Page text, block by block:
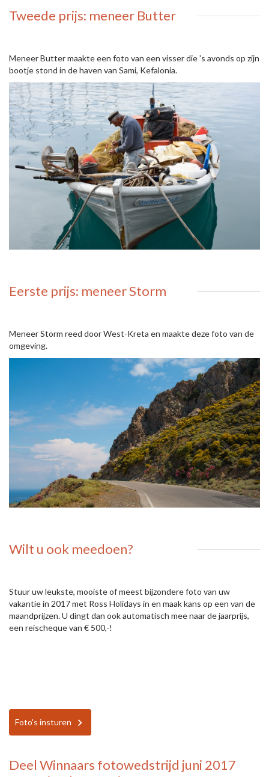
Tweede prijs: meneer Butter
Meneer Butter maakte een foto van een visser die 's avonds op zijn
bootje stond in de haven van Sami, Kefalonia.
Eerste prijs: meneer Storm
Meneer Storm reed door West-Kreta en maakte deze foto van de
omgeving.
Wilt u ook meedoen?
Stuur uw leukste, mooiste of meest bijzondere foto van uw
vakantie in 2017 met Ross Holidays in en maak kans op een van de
maandprijzen. U dingt dan ook automatisch mee naar de jaarprijs,
een reischeque van € 500,-!
Foto's insturen
Deel Winnaars fotowedstrijd juni 2017